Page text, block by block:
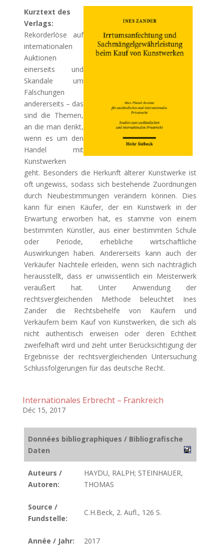
Kurztext des
Verlags:
Rekorderlöse auf
internationalen
Auktionen
einerseits und
Skandale um
Fälschungen
andererseits – das
sind die Themen,
an die man denkt,
wenn es um den
Handel mit
Kunstwerken
geht. Besonders die Herkunft älterer Kunstwerke ist
oft ungewiss, sodass sich bestehende Zuordnungen
durch Neubestimmungen verändern können. Dies
kann für einen Käufer, der ein Kunstwerk in der
Erwartung erworben hat, es stamme von einem
bestimmten Künstler, aus einer bestimmten Schule
oder Periode, erhebliche wirtschaftliche
Auswirkungen haben. Andererseits kann auch der
Verkäufer Nachteile erleiden, wenn sich nachträglich
herausstellt, dass er unwissentlich ein Meisterwerk
veräußert hat. Unter Anwendung der
rechtsvergleichenden Methode beleuchtet Ines
Zander die Rechtsbehelfe von Käufern und
Verkäufern beim Kauf von Kunstwerken, die sich als
nicht authentisch erweisen oder deren Echtheit
zweifelhaft wird und zieht unter Berücksichtigung der
Ergebnisse der rechtsvergleichenden Untersuchung
Schlussfolgerungen für das deutsche Recht.
Internationales Erbrecht – Frankreich
Déc 15, 2017
Données bibliographiques / Bibliografische
Daten
Auteurs /
Autoren:
HAYDU, RALPH; STEINHAUER,
THOMAS
Source /
Fundstelle:
C.H.Beck, 2. Aufl., 126 S.
Année / Jahr: 2017